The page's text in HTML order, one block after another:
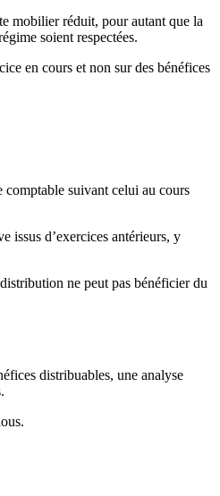
mobilier réduit, pour autant que la
soient respectées.
en cours et non sur des bénéfices
suivant celui au cours
issus d’exercices antérieurs, y
ne peut pas bénéficier du
distribuables, une analyse